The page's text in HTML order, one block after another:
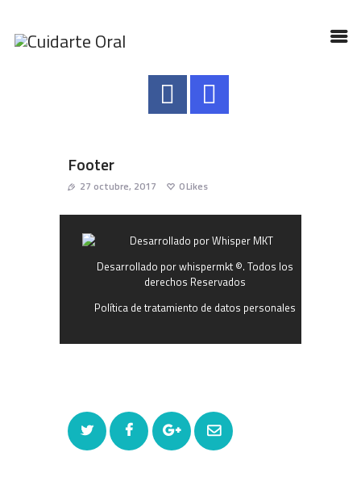
SERVICIOS
Footer
27 octubre, 2017 0Likes
Desarrollado por whispermkt ©. Todos los
derechos Reservados
Política de tratamiento de datos personales